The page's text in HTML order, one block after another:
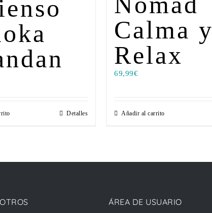
Detalles
Calma y
Relax
69,99€
Añadir al carrito
ÁREA DE USUARIO